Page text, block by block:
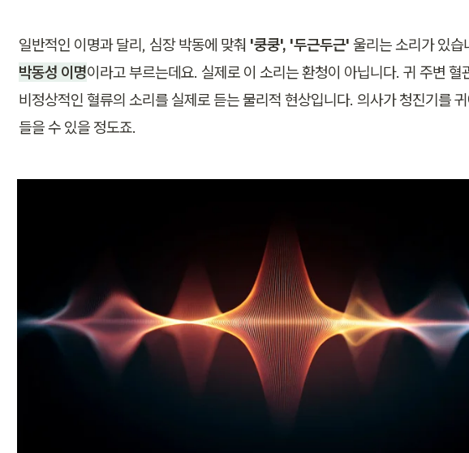
일반적인 이명과 달리, 심장 박동에 맞춰 '쿵쿵', '두근두근'
박동성 이명이라고 부르는데요. 실제로 이 소리는 환청이 아닙니다. 귀 주변 혈
비정상적인 혈류의 소리를 실제로 듣는 물리적 현상입니다. 의사가 청진기를
들을 수 있을 정도죠.